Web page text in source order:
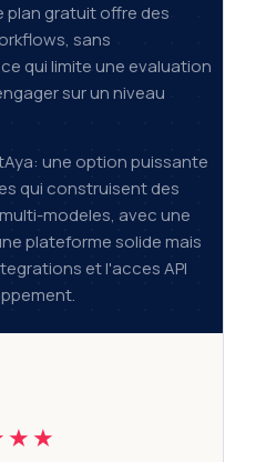
plan gratuit offre des
sans
qui limite une evaluation
sur un niveau
une option puissante
qui construisent des
modeles, avec une
plateforme solide mais
et l'acces API